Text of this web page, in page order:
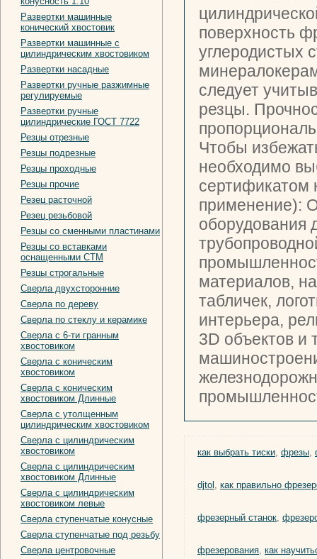
Развертки машинные
конический хвостовик
Развертки машинные с
цилиндрическим хвостовиком
Развертки насадные
Развертки ручные разжимные
регулируемые
Развертки ручные
цилиндрические ГОСТ 7722
Резцы отрезные
Резцы подрезные
Резцы проходные
Резцы прочие
Резец расточной
Резец резьбовой
Резцы со сменными пластинами
Резцы со вставками
оснащенными СТМ
Резцы строгальные
Сверла двухсторонние
Сверла по дереву
Сверла по стеклу и керамике
Сверла с 6-ти гранным
хвостовиком
Сверла с коническим
хвостовиком
Сверла с коническим
хвостовиком Длинные
Сверла с утолщенным
цилиндрическим хвостовиком
Сверла с цилиндрическим
хвостовиком
Сверла с цилиндрическим
хвостовиком Длинные
Сверла с цилиндрическим
хвостовиком левые
Сверла ступенчатые конусные
Сверла ступенчатые под резьбу
Сверла центровочные
поверхность
углеродистых
следует
резцы.
Чтобы
необходимо
сертификатом
применение):
оборудования
материалов,
табличек,
интерьера,
3D объектов
как выбрать тиски фрезы
djtol как правильно
фрезерный станок
фрезерования как